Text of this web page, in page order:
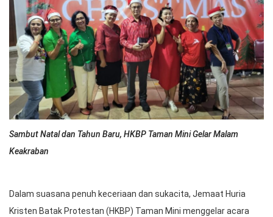
Sambut Natal dan Tahun Baru, HKBP Taman Mini Gelar Malam
Keakraban
Dalam suasana penuh keceriaan dan sukacita, Jemaat Huria
Kristen Batak Protestan (HKBP) Taman Mini menggelar acara